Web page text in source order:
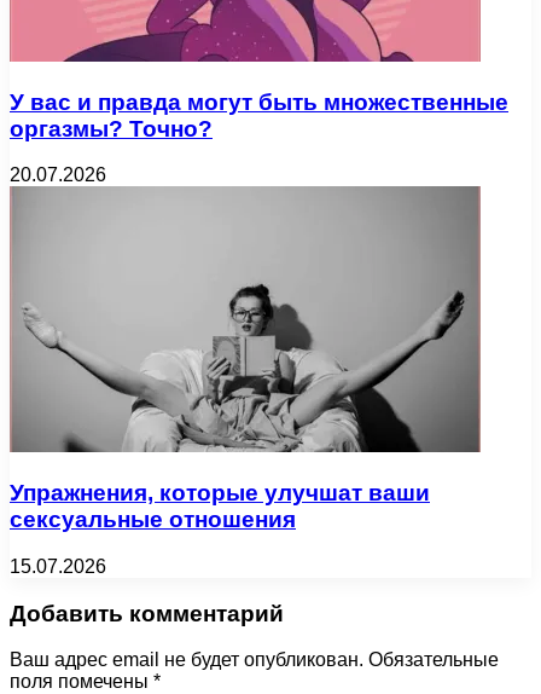
У вас и правда могут быть множественные
оргазмы? Точно?
20.07.2026
Упражнения, которые улучшат ваши
сексуальные отношения
15.07.2026
Добавить комментарий
Ваш адрес email не будет опубликован. Обязательные
поля помечены *